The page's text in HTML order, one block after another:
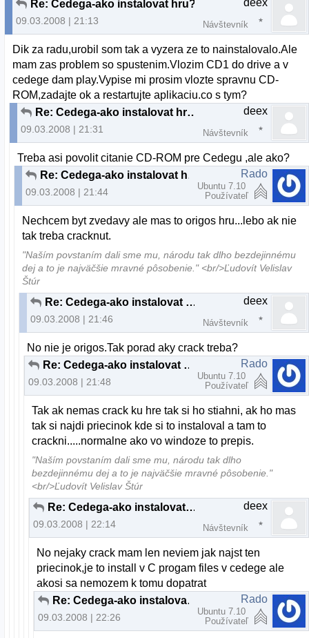
Re: Cedega-ako instalovat hru?
09.03.2008 | 21:13 Návštevník
Dik za radu,urobil som tak a vyzera ze to nainstalovalo.Ale
mam zas problem so spustenim.Vlozim CD1 do drive a v
cedege dam play.Vypise mi prosim vlozte spravnu CD-
ROM,zadajte ok a restartujte aplikaciu.co s tym?
Re: Cedega-ako instalovat hru?
09.03.2008 | 21:31
deex
Návštevník
Treba asi povolit citanie CD-ROM pre Cedegu ,ale ako?
Re: Cedega-ako instalovat hru?
09.03.2008 | 21:44
Rado
Ubuntu 7.10
Používateľ
Nechcem byt zvedavy ale mas to origos hru...lebo ak nie
tak treba cracknut.
"Naším povstaním dali sme mu, národu tak dlho bezdejinnému
dej a to je najväčšie mravné pôsobenie." <br/>Ľudovít Velislav
Štúr
Re: Cedega-ako instalovat hru?
09.03.2008 | 21:46
deex
Návštevník
No nie je origos.Tak porad aky crack treba?
Re: Cedega-ako instalovat hru?
09.03.2008 | 21:48
Rado
Ubuntu 7.10
Používateľ
Tak ak nemas crack ku hre tak si ho stiahni, ak ho mas
tak si najdi priecinok kde si to instaloval a tam to
crackni.....normalne ako vo windoze to prepis.
"Naším povstaním dali sme mu, národu tak dlho
bezdejinnému dej a to je najväčšie mravné pôsobenie."
<br/>Ľudovít Velislav Štúr
Re: Cedega-ako instalovat hru?
09.03.2008 | 22:14
deex
Návštevník
No nejaky crack mam len neviem jak najst ten
priecinok,je to install v C progam files v cedege ale
akosi sa nemozem k tomu dopatrat
Re: Cedega-ako instalovat hru?
09.03.2008 | 22:26
Rado
Ubuntu 7.10
Používateľ